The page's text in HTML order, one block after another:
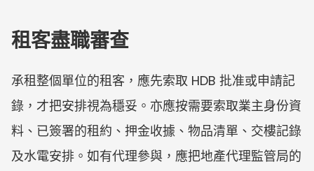
租客盡職審查
承租整個單位的租客，應先索取 HDB 批准或申請記
錄，才把安排視為穩妥。亦應按需要索取業主身份資
料、已簽署的租約、押金收據、物品清單、交樓記錄
及水電安排。如有代理參與，應把地產代理監管局的